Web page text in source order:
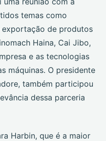
temas como
de produtos
Haina, Cai Jibo,
e as tecnologias
máquinas. O presidente
também participou
dessa parceria
Harbin, que é a maior